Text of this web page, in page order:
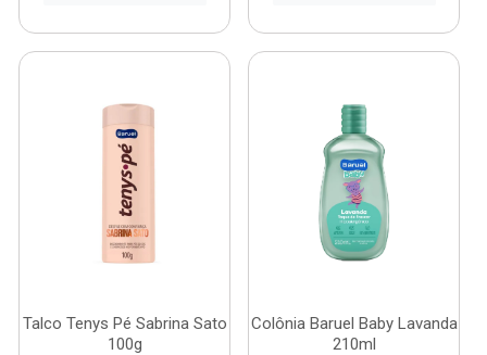
Talco Tenys Pé Sabrina Sato
100g
Colônia Baruel Baby Lavanda
210ml